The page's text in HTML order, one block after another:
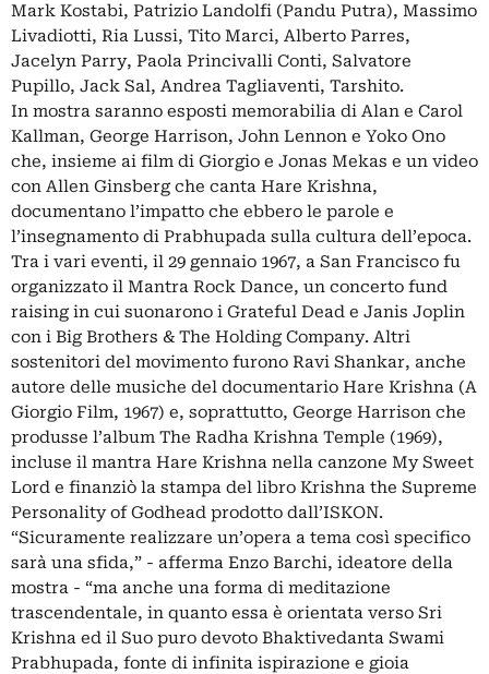
Mark Kostabi, Patrizio Landolfi (Pandu Putra), Massimo
Livadiotti, Ria Lussi, Tito Marci, Alberto Parres,
Jacelyn Parry, Paola Princivalli Conti, Salvatore
Pupillo, Jack Sal, Andrea Tagliaventi, Tarshito.
In mostra saranno esposti memorabilia di Alan e Carol
Kallman, George Harrison, John Lennon e Yoko Ono
che, insieme ai film di Giorgio e Jonas Mekas e un video
con Allen Ginsberg che canta Hare Krishna,
documentano l’impatto che ebbero le parole e
l’insegnamento di Prabhupada sulla cultura dell’epoca.
Tra i vari eventi, il 29 gennaio 1967, a San Francisco fu
organizzato il Mantra Rock Dance, un concerto fund
raising in cui suonarono i Grateful Dead e Janis Joplin
con i Big Brothers & The Holding Company. Altri
sostenitori del movimento furono Ravi Shankar, anche
autore delle musiche del documentario Hare Krishna (A
Giorgio Film, 1967) e, soprattutto, George Harrison che
produsse l’album The Radha Krishna Temple (1969),
incluse il mantra Hare Krishna nella canzone My Sweet
Lord e finanziò la stampa del libro Krishna the Supreme
Personality of Godhead prodotto dall’ISKON.
“Sicuramente realizzare un’opera a tema così specifico
sarà una sfida,” - afferma Enzo Barchi, ideatore della
mostra - “ma anche una forma di meditazione
trascendentale, in quanto essa è orientata verso Sri
Krishna ed il Suo puro devoto Bhaktivedanta Swami
Prabhupada, fonte di infinita ispirazione e gioia